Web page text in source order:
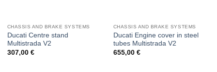
CHASSIS AND BRAKE SYSTEMS
Ducati Centre stand
Multistrada V2
307,00 €
CHASSIS AND BRAKE SYSTEMS
Ducati Engine cover in steel
tubes Multistrada V2
655,00 €